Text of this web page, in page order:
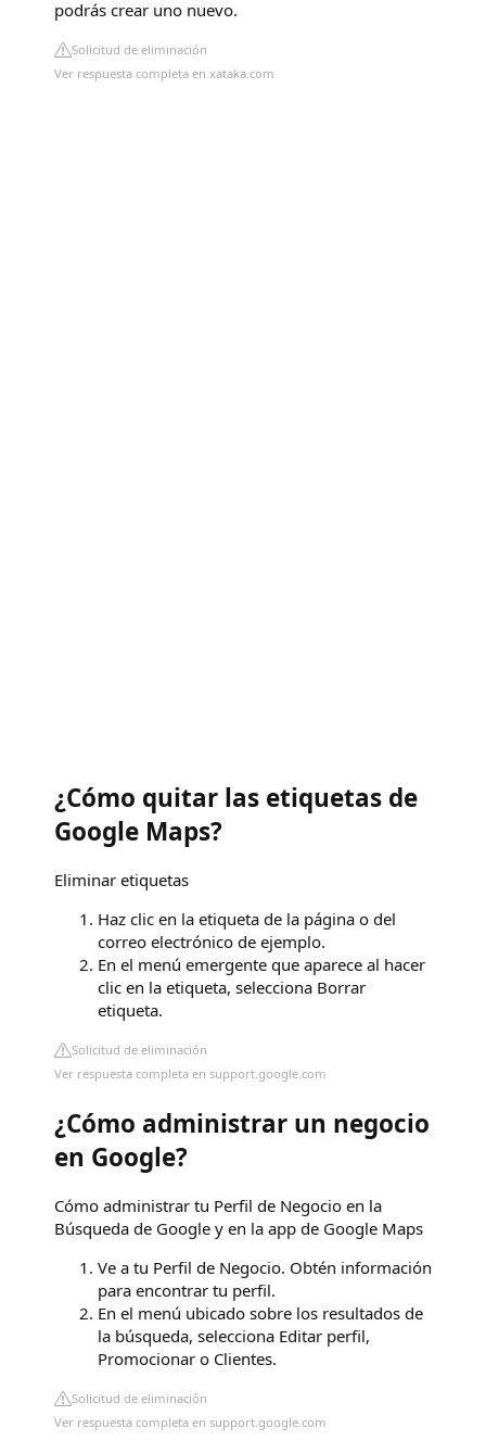
podrás crear uno nuevo.
Solicitud de eliminación
Ver respuesta completa en xataka.com
¿Cómo quitar las etiquetas de
Google Maps?
Eliminar etiquetas
Haz clic en la etiqueta de la página o del
correo electrónico de ejemplo.
En el menú emergente que aparece al hacer
clic en la etiqueta, selecciona Borrar
etiqueta.
Solicitud de eliminación
Ver respuesta completa en support.google.com
¿Cómo administrar un negocio
en Google?
Cómo administrar tu Perfil de Negocio en la
Búsqueda de Google y en la app de Google Maps
Ve a tu Perfil de Negocio. Obtén información
para encontrar tu perfil.
En el menú ubicado sobre los resultados de
la búsqueda, selecciona Editar perfil,
Promocionar o Clientes.
Solicitud de eliminación
Ver respuesta completa en support.google.com